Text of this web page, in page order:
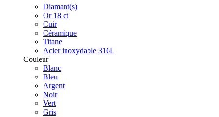
Diamant(s)
Or 18 ct
Cuir
Céramique
Titane
Acier inoxydable 316L
Couleur
Blanc
Bleu
Argent
Noir
Vert
Gris